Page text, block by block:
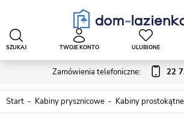
Zamówienia telefoniczne: 22
SZUKAJ TWOJE KONTO ULUBIONE
Start Kabiny prysznicowe Kabiny prostokątne